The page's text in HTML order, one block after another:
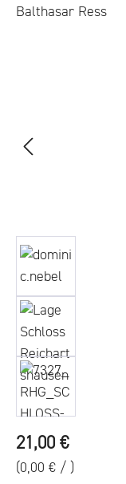
Balthasar Ress
Bildergalerie
Regulärer Preis:
21,00 €
(0,00 € / )